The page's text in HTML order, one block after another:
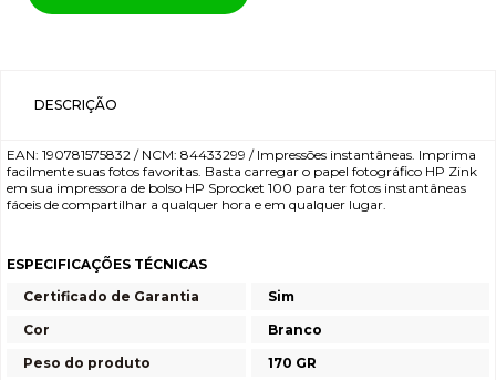
DESCRIÇÃO
EAN: 190781575832 / NCM: 84433299 / Impressões instantâneas. Imprima
facilmente suas fotos favoritas. Basta carregar o papel fotográfico HP Zink
em sua impressora de bolso HP Sprocket 100 para ter fotos instantâneas
fáceis de compartilhar a qualquer hora e em qualquer lugar.
ESPECIFICAÇÕES TÉCNICAS
Certificado de Garantia
Sim
Cor
Branco
Peso do produto
170 GR